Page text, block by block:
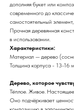
дополняя букет или
современного до
самостоятельный
Прочная деревянная
в использовании.
Характеристики:
Материал — дерево
Толщина корпуса - 13-16
Дерево, которое
Тёплое. Живое.
Оно подчёркивает